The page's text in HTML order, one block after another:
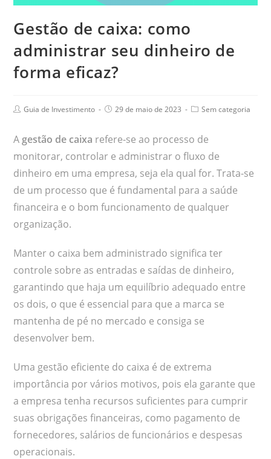
Gestão de caixa: como
administrar seu dinheiro de
forma eficaz?
Guia de Investimento 29 de maio de 2023 Sem categoria
A gestão de caixa refere-se ao processo de
monitorar, controlar e administrar o fluxo de
dinheiro em uma empresa, seja ela qual for. Trata-se
de um processo que é fundamental para a saúde
financeira e o bom funcionamento de qualquer
organização.
Manter o caixa bem administrado significa ter
controle sobre as entradas e saídas de dinheiro,
garantindo que haja um equilíbrio adequado entre
os dois, o que é essencial para que a marca se
mantenha de pé no mercado e consiga se
desenvolver bem.
Uma gestão eficiente do caixa é de extrema
importância por vários motivos, pois ela garante que
a empresa tenha recursos suficientes para cumprir
suas obrigações financeiras, como pagamento de
fornecedores, salários de funcionários e despesas
operacionais.